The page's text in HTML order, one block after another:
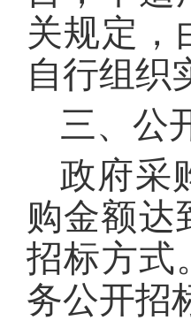
关规定，
自行组织
三、公
政府采
购金额达
招标方式
务公开招